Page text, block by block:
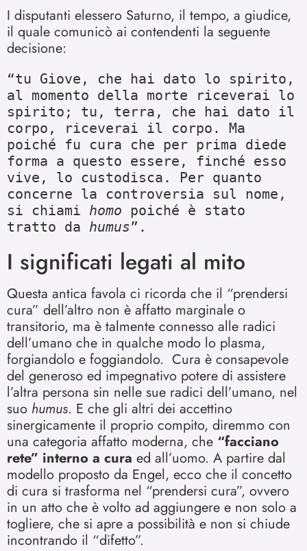
I disputanti elessero Saturno, il tempo, a giudice,
il quale comunicò ai contendenti la seguente
decisione:
“tu Giove, che hai dato lo spirito,
al momento della morte riceverai lo
spirito; tu, terra, che hai dato il
corpo, riceverai il corpo. Ma
poiché fu cura che per prima diede
forma a questo essere, finché esso
vive, lo custodisca. Per quanto
concerne la controversia sul nome,
si chiami homo poiché è stato
tratto da humus”.
I significati legati al mito
Questa antica favola ci ricorda che il “prendersi
cura” dell’altro non è affatto marginale o
transitorio, ma è talmente connesso alle radici
dell’umano che in qualche modo lo plasma,
forgiandolo e foggiandolo. Cura è consapevole
del generoso ed impegnativo potere di assistere
l’altra persona sin nelle sue radici dell’umano, nel
suo humus. E che gli altri dei accettino
sinergicamente il proprio compito, diremmo con
una categoria affatto moderna, che “facciano
rete” interno a cura ed all’uomo. A partire dal
modello proposto da Engel, ecco che il concetto
di cura si trasforma nel “prendersi cura”, ovvero
in un atto che è volto ad aggiungere e non solo a
togliere, che si apre a possibilità e non si chiude
incontrando il “difetto”.